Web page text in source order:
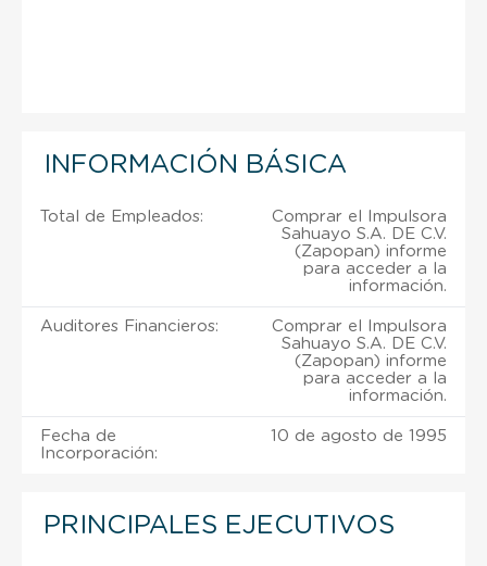
INFORMACIÓN BÁSICA
Total de Empleados:
Comprar el Impulsora
Sahuayo S.A. DE C.V.
(Zapopan) informe
para acceder a la
información.
Auditores Financieros:
Comprar el Impulsora
Sahuayo S.A. DE C.V.
(Zapopan) informe
para acceder a la
información.
Fecha de
Incorporación:
10 de agosto de 1995
PRINCIPALES EJECUTIVOS